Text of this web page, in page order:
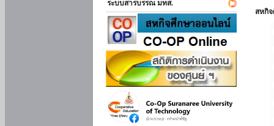
ระบบสารบรรณ มทส.
สหกิ